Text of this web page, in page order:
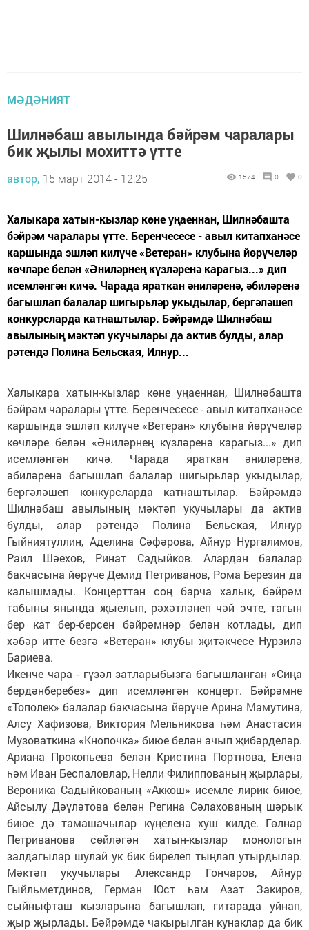
МӘДӘНИЯТ
Шилнәбаш авылында бәйрәм чаралары
бик җылы мохиттә үтте
автор, 15 март 2014 - 12:25 1574 0 0
Халыкара хатын-кызлар көне уңаеннан, Шилнәбашта
бәйрәм чаралары үтте. Беренчесесе - авыл китапханәсе
каршында эшләп килүче «Ветеран» клубына йөрүчеләр
көчләре белән «Әниләрнең күзләренә карагыз...» дип
исемләнгән кичә. Чарада яраткан әниләренә, әбиләренә
багышлап балалар шигырьләр укыдылар, бергәләшеп
конкурсларда катнаштылар. Бәйрәмдә Шилнәбаш
авылының мәктәп укучылары да актив булды, алар
рәтендә Полина Бельская, Илнур...
Халыкара хатын-кызлар көне уңаеннан, Шилнәбашта
бәйрәм чаралары үтте. Беренчесесе - авыл китапханәсе
каршында эшләп килүче «Ветеран» клубына йөрүчеләр
көчләре белән «Әниләрнең күзләренә карагыз...» дип
исемләнгән кичә. Чарада яраткан әниләренә,
әбиләренә багышлап балалар шигырьләр укыдылар,
бергәләшеп конкурсларда катнаштылар. Бәйрәмдә
Шилнәбаш авылының мәктәп укучылары да актив
булды, алар рәтендә Полина Бельская, Илнур
Гыйниятуллин, Аделина Сәфәрова, Айнур Нургалимов,
Раил Шәехов, Ринат Садыйков. Алардан балалар
бакчасына йөрүче Демид Петриванов, Рома Березин да
калышмады. Концерттан соң барча халык, бәйрәм
табыны янында җыелып, рәхәтләнеп чәй эчте, тагын
бер кат бер-берсен бәйрәмнәр белән котлады, дип
хәбәр итте безгә «Ветеран» клубы җитәкчесе Нурзилә
Бариева.
Икенче чара - гүзәл затларыбызга багышланган «Сиңа
бердәнберебез» дип исемләнгән концерт. Бәйрәмне
«Тополек» балалар бакчасына йөрүче Арина Мамутина,
Алсу Хафизова, Виктория Мельникова һәм Анастасия
Музоваткина «Кнопочка» биюе белән ачып җибәрделәр.
Ариана Прокопьева белән Кристина Портнова, Елена
һәм Иван Беспаловлар, Нелли Филиппованың җырлары,
Вероника Садыйкованың «Аккош» исемле лирик биюе,
Айсылу Дәүләтова белән Регина Сәлахованың шәрык
биюе дә тамашачылар күңеленә хуш килде. Гөлнар
Петриванова сөйләгән хатын-кызлар монологын
залдагылар шулай ук бик бирелеп тыңлап утырдылар.
Мәктәп укучылары Александр Гончаров, Айнур
Гыйльметдинов, Герман Юст һәм Азат Закиров,
сыйныфташ кызларына багышлап, гитарада уйнап,
җыр җырлады. Бәйрәмдә чакырылган кунаклар да бик